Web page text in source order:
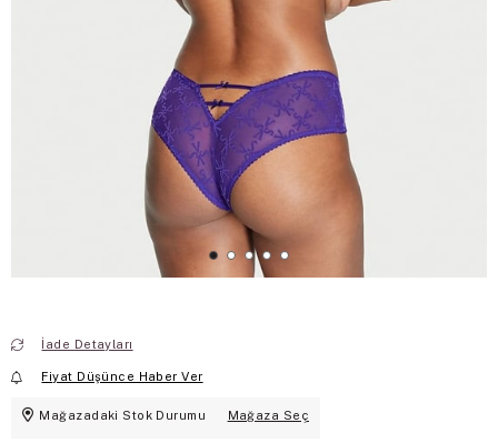
İade Detayları
Fiyat Düşünce Haber Ver
Mağazadaki Stok Durumu Mağaza Seç